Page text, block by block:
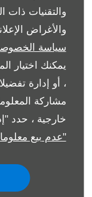
والتقنيات ذات
والأغراض
سياسة
يمكنك اختيار
، أو إدارة
مشاركة
خارجية ، حدد
"عدم بيع